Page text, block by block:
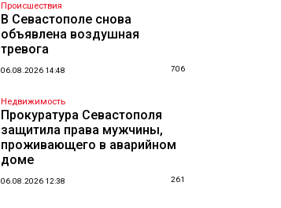
Происшествия
В Севастополе снова
объявлена воздушная
тревога
06.08.2026 14:48 706
Недвижимость
Прокуратура Севастополя
защитила права мужчины,
проживающего в аварийном
доме
06.08.2026 12:38 261